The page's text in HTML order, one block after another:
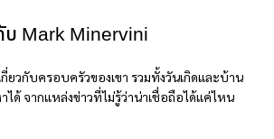
บ Mark Minervini
กี่ยวกับครอบครัวของเขา รวมทั้งวันเกิดและบ้าน
ได้ จากแหล่งข่าวที่ไม่รู้ว่าน่าเชื่อถือได้แค่ไหน